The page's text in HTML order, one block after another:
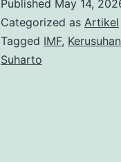
dan
Kejatuhan
Published May 14,
Categorized as Artikel
Tagged IMF,
Suharto